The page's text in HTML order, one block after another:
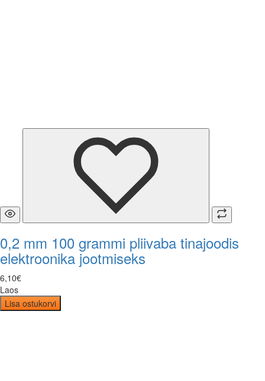
0,2 mm 100 grammi pliivaba tinajoodis
elektroonika jootmiseks
6,10€
Laos
Lisa ostukorvi